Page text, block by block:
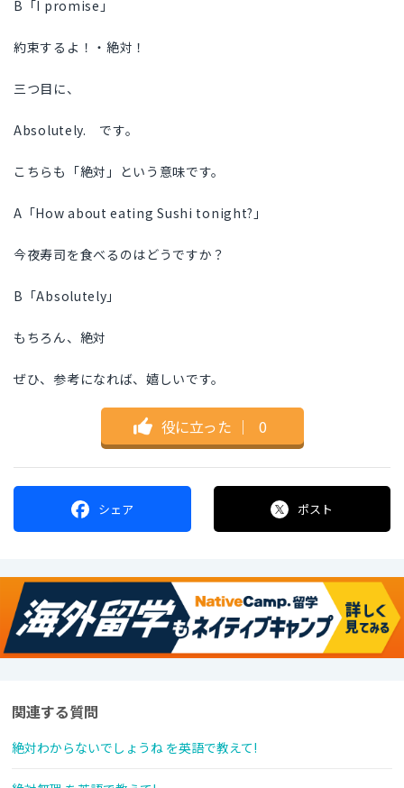
B「I promise」
約束するよ！・絶対！
三つ目に、
Absolutely. です。
こちらも「絶対」という意味です。
A「How about eating Sushi tonight?」
今夜寿司を食べるのはどうですか？
B「Absolutely」
もちろん、絶対
ぜひ、参考になれば、嬉しいです。
役に立った ｜ 0
シェア ポスト
関連する質問
絶対わからないでしょうね を英語で教えて!